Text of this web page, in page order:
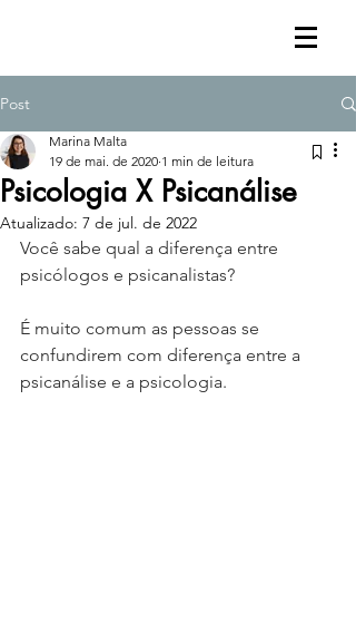
Post
Psicologia X Psicanálise
Marina Malta
19 de mai. de 2020 1 min de leitura
Atualizado: 7 de jul. de 2022
Você sabe qual a diferença entre
psicólogos e psicanalistas?
É muito comum as pessoas se
confundirem com diferença entre a
psicanálise e a psicologia.